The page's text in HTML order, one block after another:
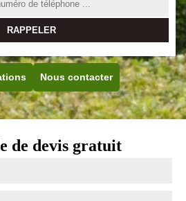
Nous contacter
de devis gratuit